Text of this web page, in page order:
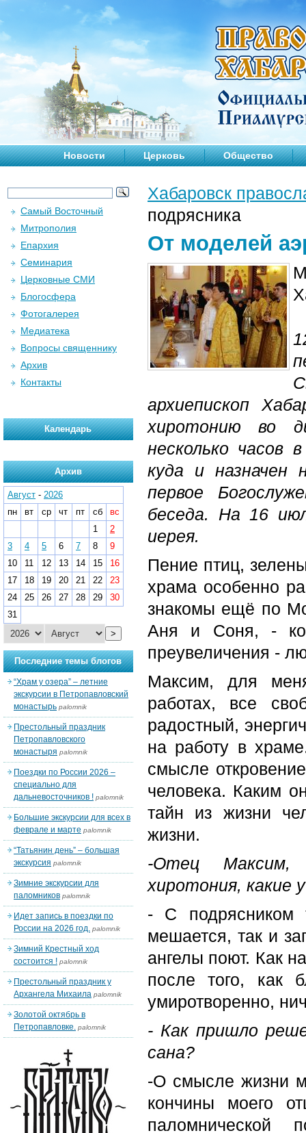
Новости Церковь Общество
Хабаровск
подрясника
От моделей
архиепископ
хиротонию во
несколько часов
куда и назначен
первое
беседа. На 16
иерея.
Пение птиц,
храма особенно
знакомы ещё по
Аня и Соня, -
преувеличения -
Максим, для
работах, все
радостный,
на работу в
смысле
человека. Каким
тайн из жизни
жизни.
-Отец Максим,
хиротония, какие
- С подрясником
мешается, так и
ангелы поют. Как
после того, как
умиротворенно,
- Как пришло
сана?
-О смысле жизни
кончины моего
паломнической
Самый Восточный
Митрополия
Епархия
Семинария
Церковные СМИ
Блогосфера
Фотогалерея
Медиатека
Вопросы священнику
Архив
Контакты
Календарь
Архив
Август - 2026
пн
вт ср чт пт сб
вс
1
2
3
4 5 6 7 8
9
10
11 12 13 14 15
16
17
18 19 20 21 22
23
24
25 26 27 28 29
30
31
>
Последние темы блогов
“Храм у озера” – летние
экскурсии в Петропавловский
монастырь palomnik
Престольный праздник
Петропавловского
монастыря palomnik
Поездки по России 2026 –
специально для
дальневосточников ! palomnik
Большие экскурсии для всех в
феврале и марте palomnik
“Татьянин день” – большая
экскурсия palomnik
Зимние экскурсии для
паломников palomnik
Идет запись в поездки по
России на 2026 год. palomnik
Зимний Крестный ход
состоится ! palomnik
Престольный праздник у
Архангела Михаила palomnik
Золотой октябрь в
Петропавловке. palomnik